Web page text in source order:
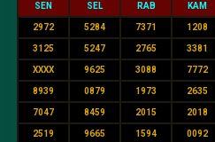
SEN SEL RAB KAM
2972 5284 7371 1208
3125 5247 2765 3381
XXXX 9625 3088 7772
8939 0879 1973 2635
7047 8459 2015 2018
2519 9665 1594 0092